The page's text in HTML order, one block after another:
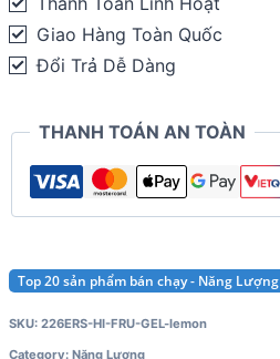
quantity
Giao Hàng Toàn Quốc
Đổi Trả Dễ Dàng
THANH TOÁN AN TOÀN
Top 20 sản phẩm bán chạy - Năng Lượng
SKU: 226ERS-HI-FRU-GEL-lemon
Category: Năng Lượng